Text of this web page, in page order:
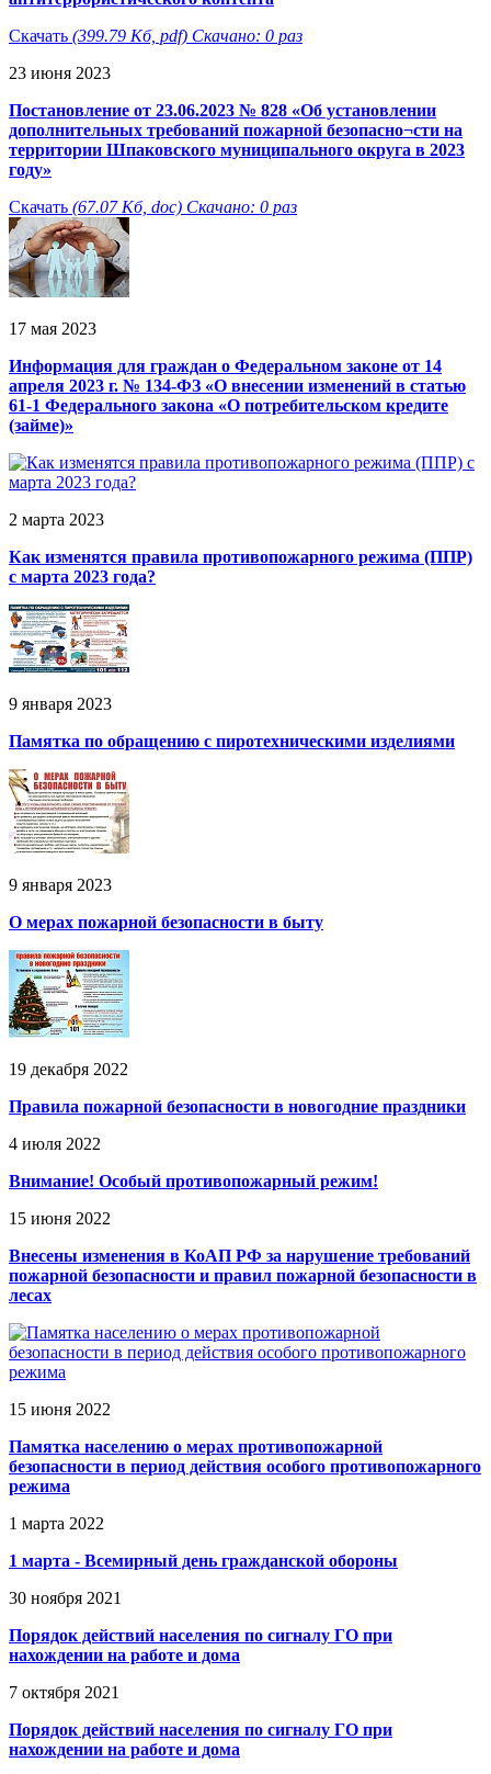
Скачать (399.79 Кб, pdf) Скачано: 0 раз
23 июня 2023
Постановление от 23.06.2023 № 828 «Об установлении
дополнительных требований пожарной безопасно¬сти на
территории Шпаковского муниципального округа в 2023
году»
Скачать (67.07 Кб, doc) Скачано: 0 раз
17 мая 2023
Информация для граждан о Федеральном законе от 14
апреля 2023 г. № 134-ФЗ «О внесении изменений в статью
61-1 Федерального закона «О потребительском кредите
(займе)»
2 марта 2023
Как изменятся правила противопожарного режима (ППР)
с марта 2023 года?
9 января 2023
Памятка по обращению с пиротехническими изделиями
9 января 2023
О мерах пожарной безопасности в быту
19 декабря 2022
Правила пожарной безопасности в новогодние праздники
4 июля 2022
Внимание! Особый противопожарный режим!
15 июня 2022
Внесены изменения в КоАП РФ за нарушение требований
пожарной безопасности и правил пожарной безопасности в
лесах
15 июня 2022
Памятка населению о мерах противопожарной
безопасности в период действия особого противопожарного
режима
1 марта 2022
1 марта - Всемирный день гражданской обороны
30 ноября 2021
Порядок действий населения по сигналу ГО при
нахождении на работе и дома
7 октября 2021
Порядок действий населения по сигналу ГО при
нахождении на работе и дома